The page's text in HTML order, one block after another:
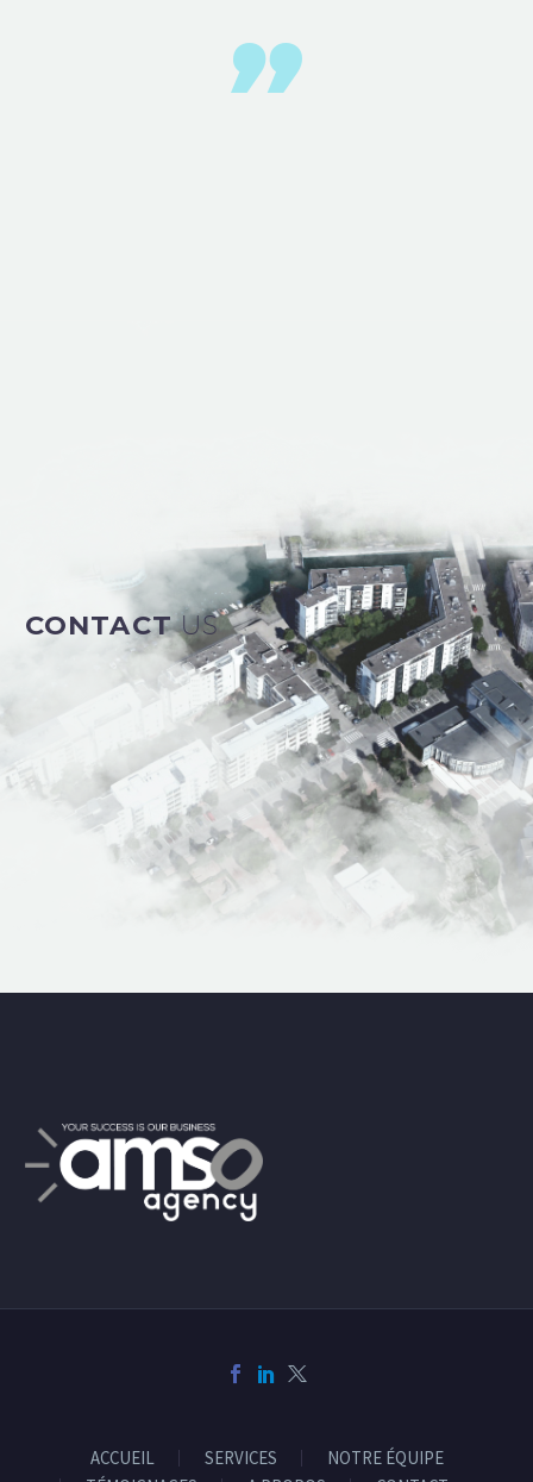
CONTACTUS
ACCUEIL SERVICES
NOTRE ÉQUIPE